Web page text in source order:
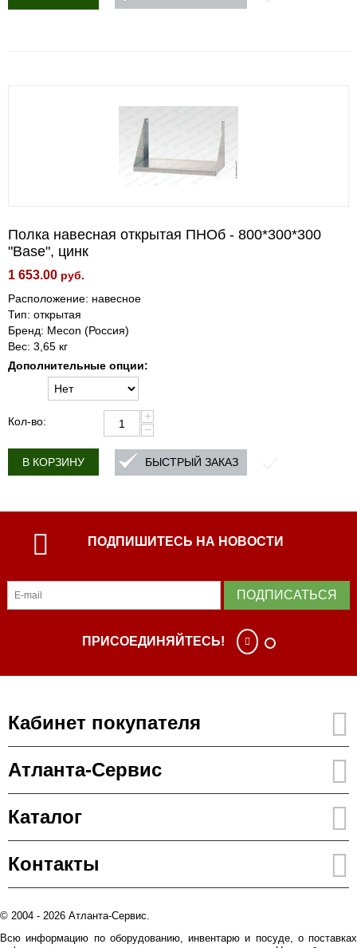
Полка навесная открытая ПНОб - 800*300*300
"Base", цинк
1 653.00 руб.
Расположение: навесное
Тип: открытая
Бренд: Mecon (Россия)
Вес: 3,65 кг
Дополнительные опции:
Кол-во:
+
−
В КОРЗИНУ БЫСТРЫЙ ЗАКАЗ
ПОДПИШИТЕСЬ НА НОВОСТИ
ПОДПИСАТЬСЯ
ПРИСОЕДИНЯЙТЕСЬ!
Кабинет покупателя
Атланта-Сервис
Каталог
Контакты
© 2004 - 2026 Атланта-Сервис.
Всю информацию по оборудованию, инвентарю и посуде, о поставках